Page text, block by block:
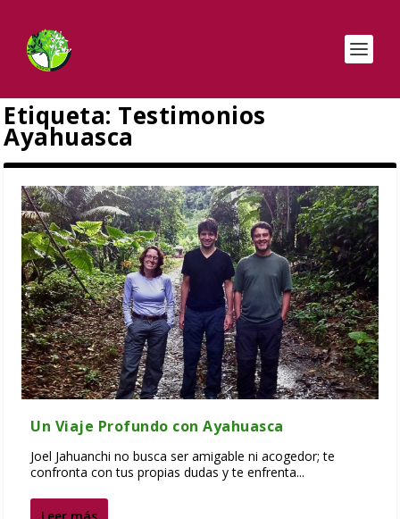
Etiqueta: Testimonios
Ayahuasca
Un Viaje Profundo con Ayahuasca
Joel Jahuanchi no busca ser amigable ni acogedor; te
confronta con tus propias dudas y te enfrenta...